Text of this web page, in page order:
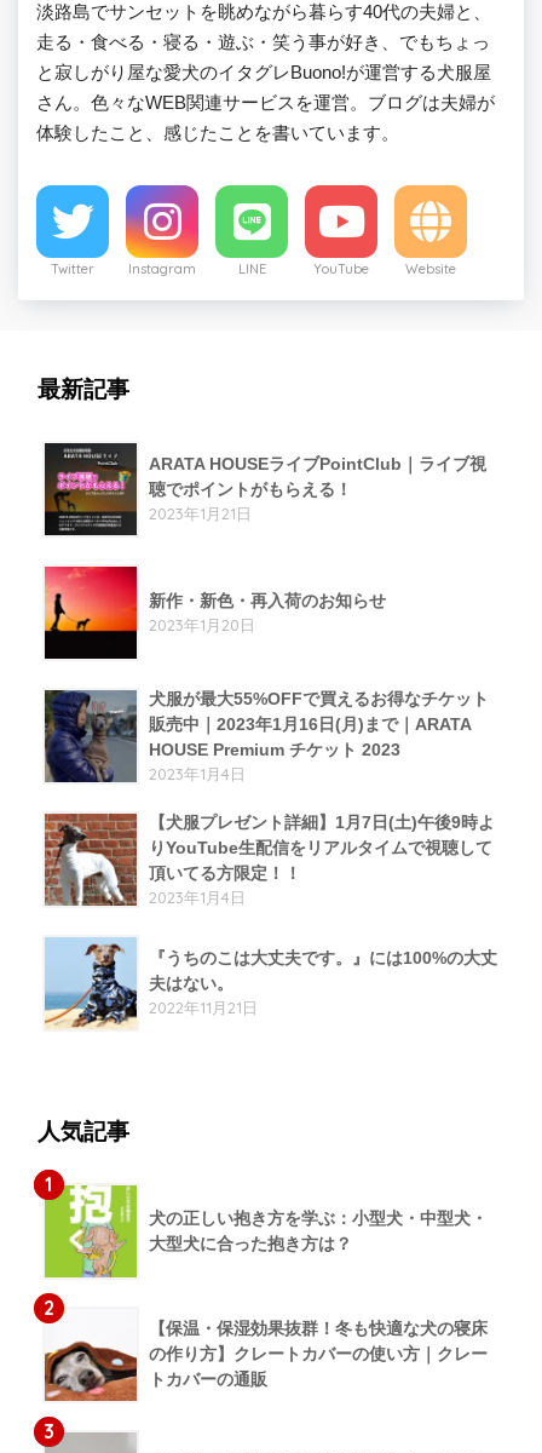
淡路島でサンセットを眺めながら暮らす40代の夫婦と、
走る・食べる・寝る・遊ぶ・笑う事が好き、でもちょっ
と寂しがり屋な愛犬のイタグレBuono!が運営する犬服屋
さん。色々なWEB関連サービスを運営。ブログは夫婦が
体験したこと、感じたことを書いています。
Twitter Instagram LINE YouTube Website
最新記事
ARATA HOUSEライブPointClub｜ライブ視
聴でポイントがもらえる！
2023年1月21日
新作・新色・再入荷のお知らせ
2023年1月20日
犬服が最大55%OFFで買えるお得なチケット
販売中｜2023年1月16日(月)まで｜ARATA
HOUSE Premium チケット 2023
2023年1月4日
【犬服プレゼント詳細】1月7日(土)午後9時よ
りYouTube生配信をリアルタイムで視聴して
頂いてる方限定！！
2023年1月4日
『うちのこは大丈夫です。』には100%の大丈
夫はない。
2022年11月21日
人気記事
1
犬の正しい抱き方を学ぶ：小型犬・中型犬・
大型犬に合った抱き方は？
2
【保温・保湿効果抜群！冬も快適な犬の寝床
の作り方】クレートカバーの使い方｜クレー
トカバーの通販
3